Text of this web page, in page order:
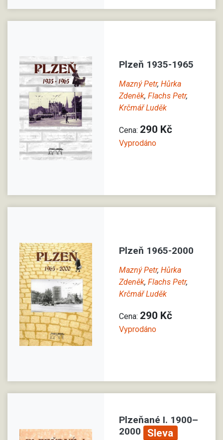
Plzeň 1935-1965
Mazný Petr, Hůrka
Zdeněk, Flachs Petr,
Krčmář Luděk
Cena: 290 Kč
Vyprodáno
Plzeň 1965-2000
Mazný Petr, Hůrka
Zdeněk, Flachs Petr,
Krčmář Luděk
Cena: 290 Kč
Vyprodáno
Plzeňané I. 1900–
2000
Sleva